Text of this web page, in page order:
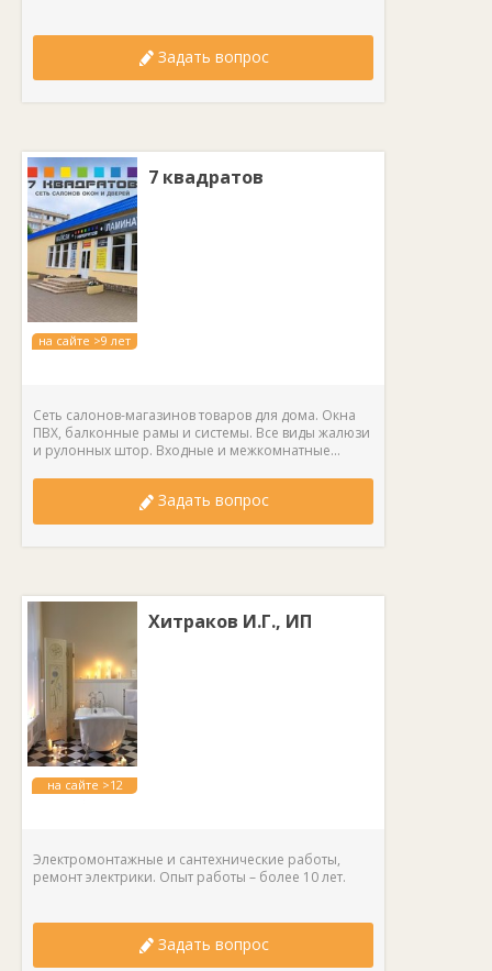
Задать вопрос
на сайте >9 лет
7 квадратов
Сеть салонов-магазинов товаров для дома. Окна
ПВХ, балконные рамы и системы. Все виды жалюзи
и рулонных штор. Входные и межкомнатные...
Задать вопрос
на сайте >12
лет
Хитраков И.Г., ИП
Электромонтажные и сантехнические работы,
ремонт электрики. Опыт работы – более 10 лет.
Задать вопрос